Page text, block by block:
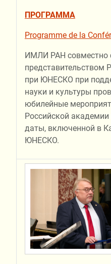
ПРОГРАММА
Programme de la
ИМЛИ РАН совместно
представительством
при ЮНЕСКО при
науки и культуры
юбилейные
Российской
даты, включенной в
ЮНЕСКО.